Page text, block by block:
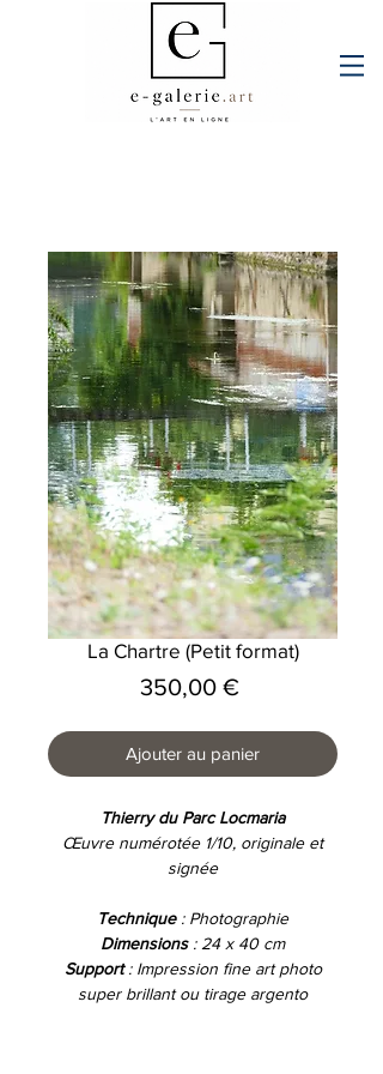
La Chartre (Petit format)
350,00 €Prix
Ajouter au panier
Thierry du Parc Locmaria
Œuvre numérotée 1/10, originale et
signée
Technique : Photographie
Dimensions : 24 x 40 cm
Support: Impression fine art photo
super brillant ou tirage argento